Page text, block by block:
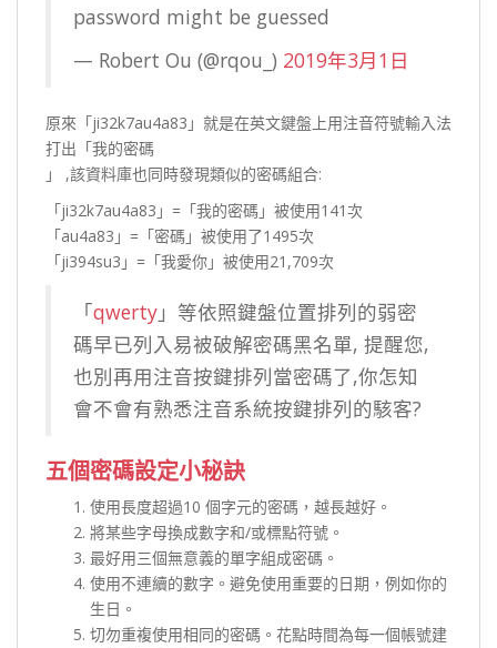
password might be guessed
— Robert Ou (@rqou_) 2019年3月1日
原來「ji32k7au4a83」就是在英文鍵盤上用注音符號輸入法
打出「我的密碼
」 ,該資料庫也同時發現類似的密碼組合:
「ji32k7au4a83」=「我的密碼」被使用141次
「au4a83」=「密碼」被使用了1495次
「ji394su3」=「我愛你」被使用21,709次
「qwerty」等依照鍵盤位置排列的弱密
碼早已列入易被破解密碼黑名單, 提醒您,
也別再用注音按鍵排列當密碼了,你怎知
會不會有熟悉注音系統按鍵排列的駭客?
五個密碼設定小秘訣
使用長度超過10 個字元的密碼，越長越好。
將某些字母換成數字和/或標點符號。
最好用三個無意義的單字組成密碼。
使用不連續的數字。避免使用重要的日期，例如你的
生日。
切勿重複使用相同的密碼。花點時間為每一個帳號建